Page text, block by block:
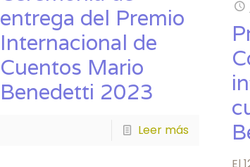
entrega del Premio
Internacional de
Cuentos Mario
Benedetti 2023
Leer más